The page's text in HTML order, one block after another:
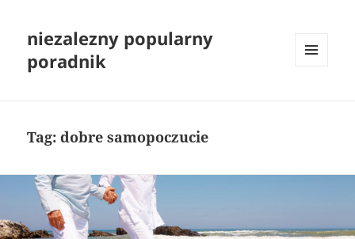
niezalezny popularny
poradnik
Tag:dobre samopoczucie